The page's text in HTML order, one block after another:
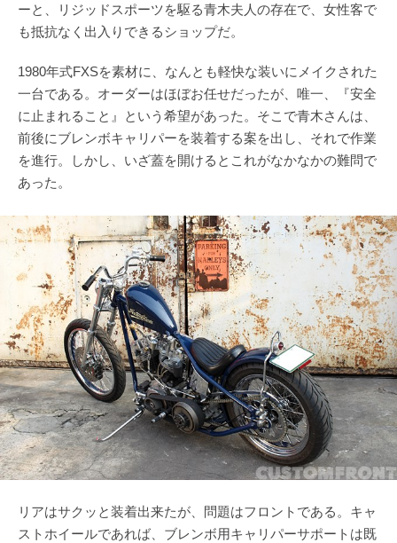
ーと、リジッドスポーツを駆る青木夫人の存在で、女性客で
も抵抗なく出入りできるショップだ。
1980年式FXSを素材に、なんとも軽快な装いにメイクされた
一台である。オーダーはほぼお任せだったが、唯一、『安全
に止まれること』という希望があった。そこで青木さんは、
前後にブレンボキャリパーを装着する案を出し、それで作業
を進行。しかし、いざ蓋を開けるとこれがなかなかの難問で
あった。
リアはサクッと装着出来たが、問題はフロントである。キャ
ストホイールであれば、ブレンボ用キャリパーサポートは既